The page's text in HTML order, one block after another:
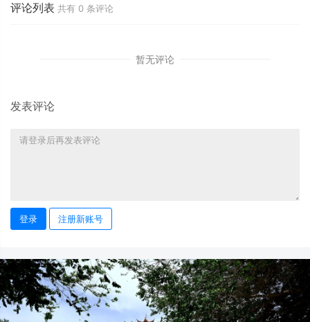
评论列表 共有 0 条评论
暂无评论
发表评论
登录 注册新账号